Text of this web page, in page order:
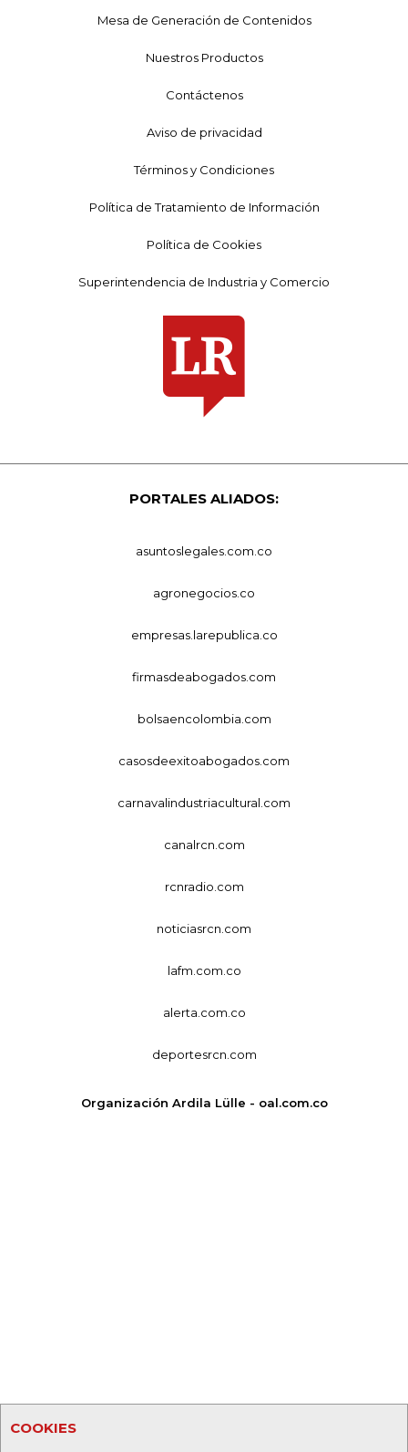
COOKIES
Mesa de Generación de Contenidos
Nuestros Productos
Contáctenos
Aviso de privacidad
Términos y Condiciones
Política de Tratamiento de Información
Política de Cookies
Superintendencia de Industria y Comercio
PORTALES ALIADOS:
asuntoslegales.com.co
agronegocios.co
empresas.larepublica.co
firmasdeabogados.com
bolsaencolombia.com
casosdeexitoabogados.com
carnavalindustriacultural.com
canalrcn.com
rcnradio.com
noticiasrcn.com
lafm.com.co
alerta.com.co
deportesrcn.com
Organización Ardila Lülle - oal.com.co